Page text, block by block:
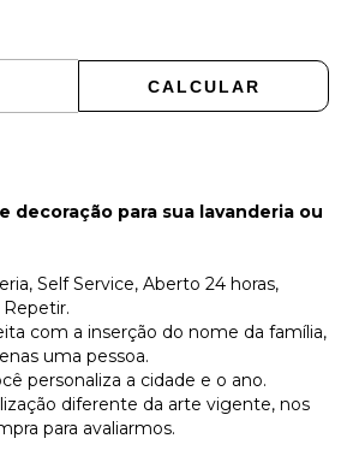
CALCULAR
decoração para sua lavanderia ou
Self Service, Aberto 24 horas,
Repetir.
com a inserção do nome da família,
uma pessoa.
personaliza a cidade e o ano.
diferente da arte vigente, nos
para avaliarmos.